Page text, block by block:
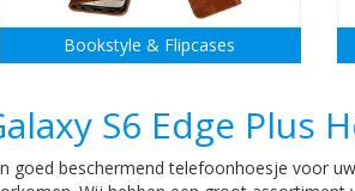
Bookstyle & Flipcases
S6 Edge Plus
goed beschermend telefoonhoesje voor uw